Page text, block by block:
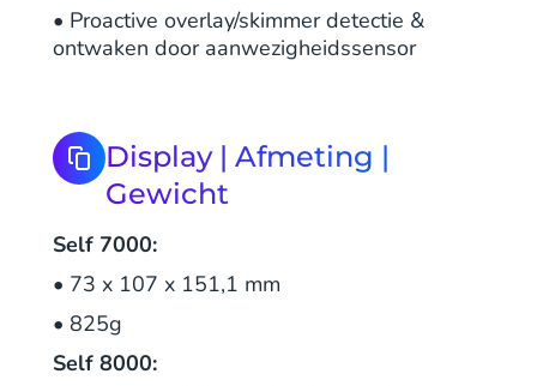
• Proactive overlay/skimmer detectie &
ontwaken door aanwezigheidssensor
Display | Afmeting |
Gewicht
Self 7000:
• 73 x 107 x 151,1 mm
• 825g
Self 8000: